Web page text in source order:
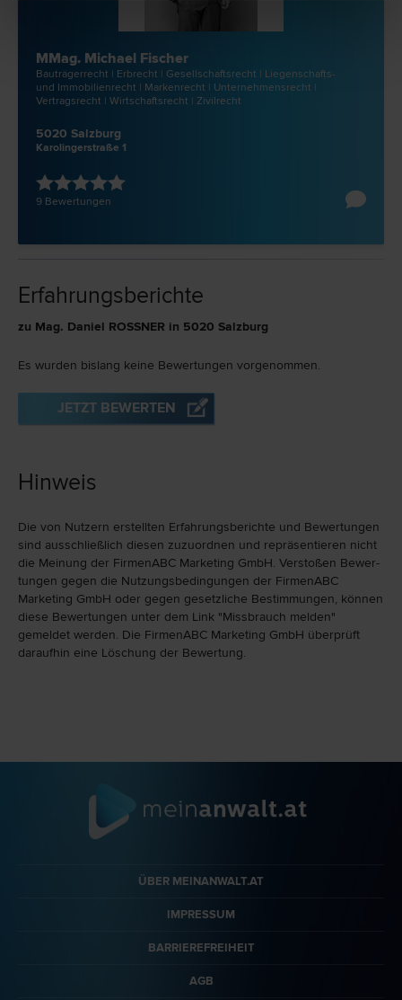
MMag. Michael Fischer
Bauträger­recht | Erb­recht | Gesellschafts­recht | Liegenschafts-
und Immobilien­recht | Marken­recht | Unternehmens­recht |
Vertrags­recht | Wirtschafts­recht | Zivil­recht
5020 Salzburg
Karolingerstraße 1
9 Bewertungen
Erfahrungsberichte
zu Mag. Daniel ROSSNER in 5020 Salzburg
Es wurden bislang keine Bewertungen vorgenommen.
JETZT BEWERTEN
Hinweis
Die von Nutzern erstellten Erfahrungs­berichte und Bewer­tungen
sind ausschließlich diesen zuzu­ord­nen und repräsen­tieren nicht
die Meinung der FirmenABC Marketing GmbH. Verstoßen Bewer­
tungen gegen die Nutzungs­bedingungen der FirmenABC
Marketing GmbH oder gegen gesetzliche Bestim­mungen, können
diese Bewertungen unter dem Link "Miss­brauch melden"
gemeldet werden. Die FirmenABC Marketing GmbH überprüft
daraufhin eine Löschung der Bewertung.
ÜBER MEINANWALT.AT
IMPRESSUM
BARRIEREFREIHEIT
AGB